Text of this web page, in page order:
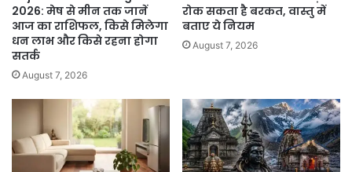
2026: मेष से मीन तक जानें
आज का राशिफल, किसे मिलेगा
धन लाभ और किसे रहना होगा
सतर्क
August 7, 2026
रोक सकता है बरकत, वास्तु में
बताए ये नियम
August 7, 2026